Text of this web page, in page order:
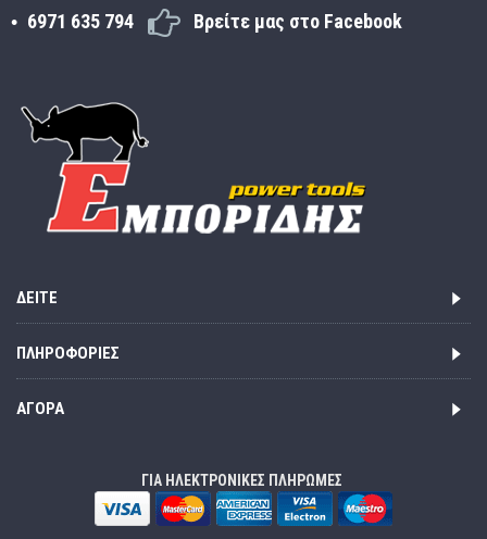
6971 635 794 Βρείτε μας στο Facebook
ΔΕΊΤΕ
ΠΛΗΡΟΦΟΡΊΕΣ
ΑΓΟΡΆ
ΓΙΑ ΗΛΕΚΤΡΟΝΙΚΕΣ ΠΛΗΡΩΜΕΣ